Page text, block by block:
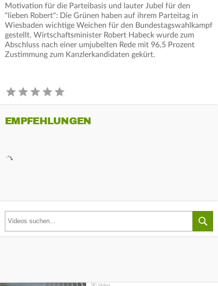
Motivation für die Parteibasis und lauter Jubel für den
"lieben Robert": Die Grünen haben auf ihrem Parteitag in
Wiesbaden wichtige Weichen für den Bundestagswahlkampf
gestellt. Wirtschaftsminister Robert Habeck wurde zum
Abschluss nach einer umjubelten Rede mit 96,5 Prozent
Zustimmung zum Kanzlerkandidaten gekürt.
EMPFEHLUNGEN